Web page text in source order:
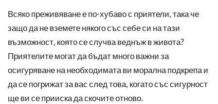
Всяко преживяване е по-хубаво с приятели, така че
защо да не вземете някого със себе си на тази
възможност, която се случва веднъж в живота?
Приятелите могат да бъдат много важни за
осигуряване на необходимата ви морална подкрепа и
да се погрижат за вас след това, когато със сигурност
ще ви се прииска да скочите отново.